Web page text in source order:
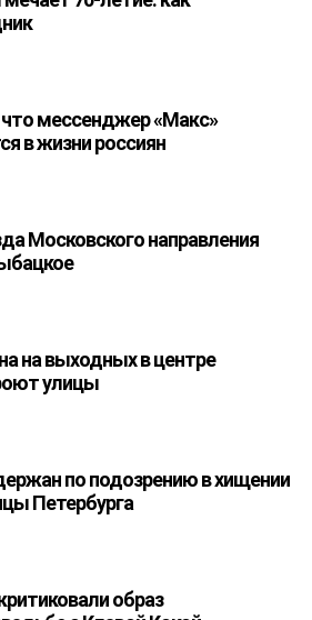
мессенджер «Макс»
в жизни россиян
Московского направления
на выходных в центре
улицы
по подозрению в хищении
Петербурга
образ